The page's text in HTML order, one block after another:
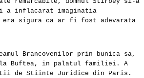
a inflacarat imaginatia
era sigura ca ar fi fost adevarata
Brancovenilor prin bunica sa,
la Buftea, in palatul familiei. A
de Stiinte Juridice din Paris.